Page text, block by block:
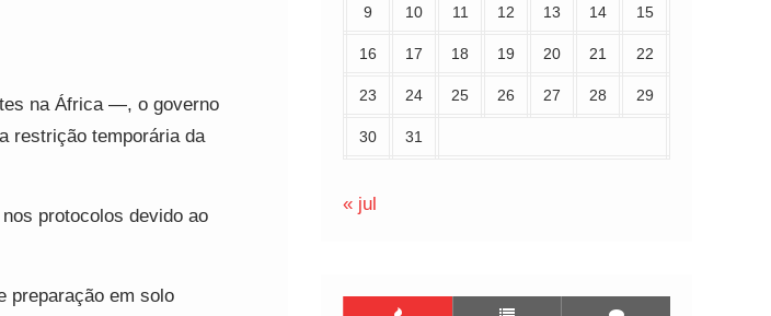
na África —, o governo
restrição temporária da
protocolos devido ao
preparação em solo
9 10 11 12 13 14 15
16 17 18 19 20 21 22
23 24 25 26 27 28 29
30 31
« jul